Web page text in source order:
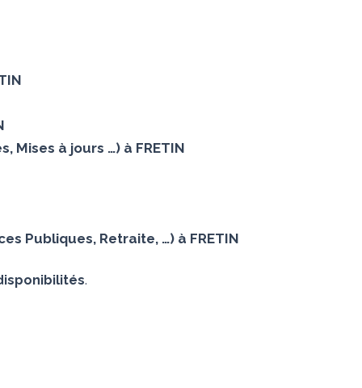
Mises à jours …) à FRETIN
Publiques, Retraite, …) à FRETIN
.